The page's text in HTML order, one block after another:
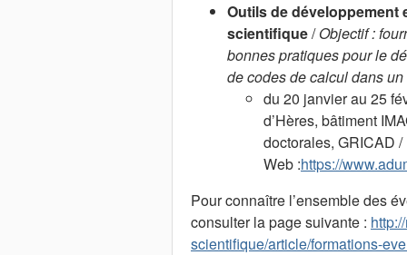
Outils de développement
scientifique/Objectif :
bonnes pratiques pour le
de codes de calcul dans
du 20 janvier au 25
d’Hères, bâtiment
doctorales, GRICAD /
Web :https://
Pour connaître l’ensemble des
consulter la page suivante :
scientifique/article/formations-